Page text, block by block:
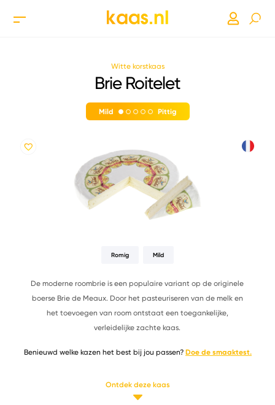
Witte korstkaas
Brie Roitelet
Mild Pittig
Romig Mild
De moderne roombrie is een populaire variant op de originele
boerse Brie de Meaux. Door het pasteuriseren van de melk en
het toevoegen van room ontstaat een toegankelijke,
verleidelijke zachte kaas.
Benieuwd welke kazen het best bij jou passen? Doe de smaaktest.
Ontdek deze kaas